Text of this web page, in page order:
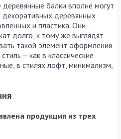
балки вполне могут
деревянных
и пластика. Они
долго, к тому же выглядят
такой элемент оформления
– как в классические
в стилях лофт, минимализм,
продукция из трех